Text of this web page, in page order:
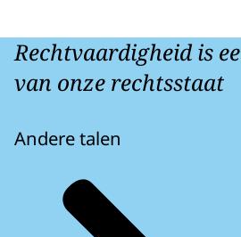
Rechtvaardigheid is
van onze rechtsstaat
Andere talen